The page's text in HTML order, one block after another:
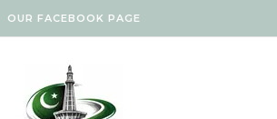
OUR FACEBOOK PAGE